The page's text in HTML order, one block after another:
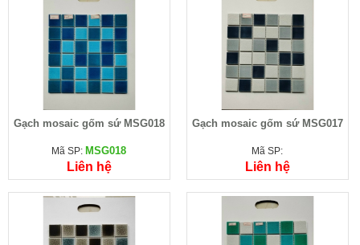
Gạch mosaic gốm sứ MSG018
Mã SP: MSG018
Liên hệ
Gạch mosaic gốm sứ MSG017
Mã SP:
Liên hệ